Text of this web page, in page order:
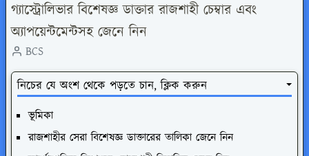
গ্যাস্ট্রোলিভার বিশেষজ্ঞ ডাক্তার রাজশাহী চেম্বার এবং
অ্যাপয়েন্টমেন্টসহ জেনে নিন
BCS
নিচের যে অংশ থেকে পড়তে চান, ক্লিক করুন
ভূমিকা
রাজশাহীর সেরা বিশেষজ্ঞ ডাক্তারের তালিকা জেনে নিন